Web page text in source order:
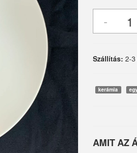
Szállítás: 2-
kerámia
AMIT AZ